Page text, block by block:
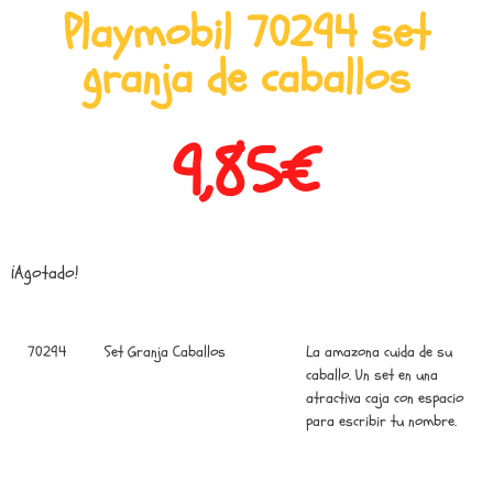
Playmobil 70294 set
granja de caballos
9,85€
¡Agotado!
70294 Set Granja Caballos
La amazona cuida de su
caballo. Un set en una
atractiva caja con espacio
para escribir tu nombre.